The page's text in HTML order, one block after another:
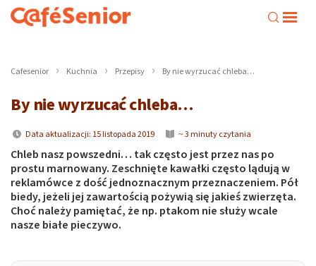
Cafesenior Kuchnia Przepisy By nie wyrzucać chleba…
By nie wyrzucać chleba…
Data aktualizacji: 15 listopada 2019 ~ 3 minuty czytania
Chleb nasz powszedni… tak często jest przez nas po
prostu marnowany. Zeschnięte kawałki często lądują w
reklamówce z dość jednoznacznym przeznaczeniem. Pół
biedy, jeżeli jej zawartością pożywią się jakieś zwierzęta.
Choć należy pamiętać, że np. ptakom nie służy wcale
nasze białe pieczywo.